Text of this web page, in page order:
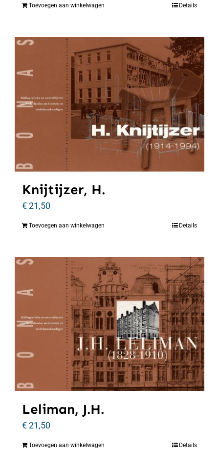
Toevoegen aan winkelwagen Details
Knijtijzer, H.
€21,50
Toevoegen aan winkelwagen Details
Leliman, J.H.
€21,50
Toevoegen aan winkelwagen Details